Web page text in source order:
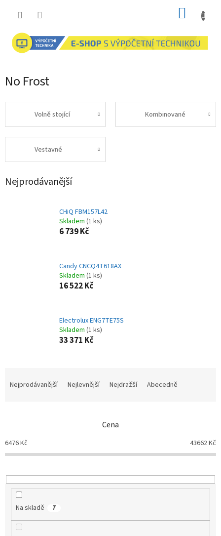
No Frost
Volně stojící Kombinované
Vestavné
Nejprodávanější
CHiQ FBM157L42
Skladem (1 ks)
6 739 Kč
Candy CNCQ4T618AX
Skladem (1 ks)
16 522 Kč
Electrolux ENG7TE75S
Skladem (1 ks)
33 371 Kč
p
r
o
u
Nejprodávanější Nejlevnější Nejdražší Abecedně
Cena
6476Kč 43662Kč
Na skladě 7